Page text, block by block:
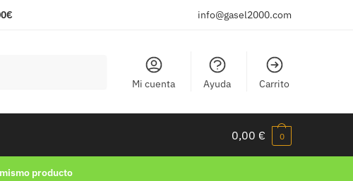
info@gasel2000.com
Mi cuenta Ayuda Carrito
0,00 € 0
producto